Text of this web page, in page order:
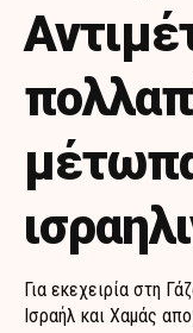
Για εκεχειρία στη
Ισραήλ και Χαμάς